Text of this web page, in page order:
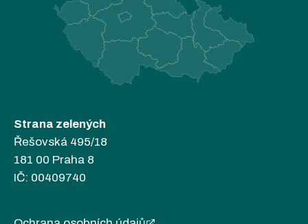
Strana zelených
Řešovská 495/18
181 00 Praha 8
IČ: 00409740